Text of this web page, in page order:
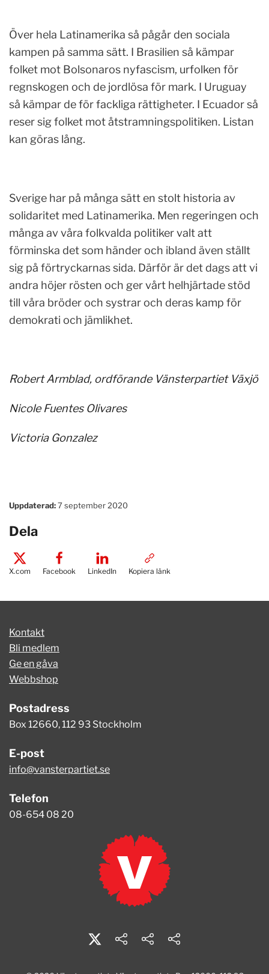
Över hela Latinamerika så pågår den sociala
kampen på samma sätt. I Brasilien så kämpar
folket mot Bolsonaros nyfascism, urfolken för
regnskogen och de jordlösa för mark. I Uruguay
så kämpar de för fackliga rättigheter. I Ecuador så
reser sig folket mot åtstramningspolitiken. Listan
kan göras lång.
Sverige har på många sätt en stolt historia av
solidaritet med Latinamerika. Men regeringen och
många av våra folkvalda politiker valt att
förminska det som händer och ibland även ställt
sig på förtryckarnas sida. Därför är det dags att vi
andra höjer rösten och ger vårt helhjärtade stöd
till våra bröder och systrar och deras kamp för
demokrati och jämlikhet.
Robert Armblad, ordförande Vänsterpartiet Växjö
Nicole Fuentes Olivares
Victoria Gonzalez
Uppdaterad:7 september 2020
Dela
X.com Facebook LinkedIn Kopiera länk
Kontakt
Bli medlem
Ge en gåva
Webbshop
Postadress
Box 12660, 112 93 Stockholm
E-post
info@vansterpartiet.se
Telefon
08-654 08 20